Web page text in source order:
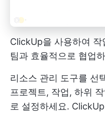
ClickUp을 사용하여
팀과 효율적으로 협업
리소스 관리 도구를 선
프로젝트, 작업, 하위
로 설정하세요.